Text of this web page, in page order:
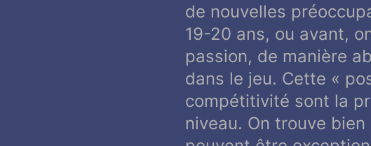
de nouvelles
19-20 ans, ou avant,
passion, de manière
dans le jeu. Cette «
compétitivité sont la
niveau. On trouve